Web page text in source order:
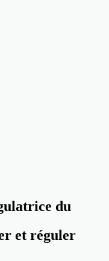
du
et réguler